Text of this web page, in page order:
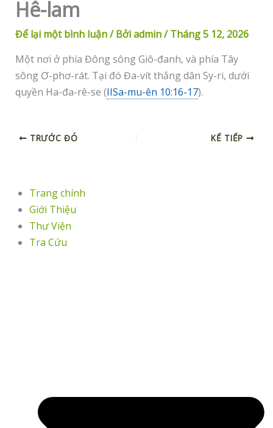
Hê-lam
Để lại một bình luận/ Bởiadmin/Tháng 5 12, 2026
Một nơi ở phía Đông sông Giô-đanh, và phía Tây
sông Ơ-phơ-rát. Tại đó Đa-vít thắng dân Sy-ri, dưới
quyền Ha-đa-rê-se (IISa-mu-ên 10:16-17).
TRƯỚC ĐÓ KẾ TIẾP
Trang chính
Giới Thiệu
Thư Viện
Tra Cứu